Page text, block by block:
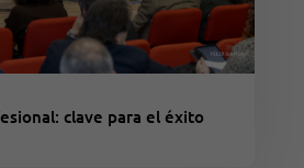
clave para el éxito